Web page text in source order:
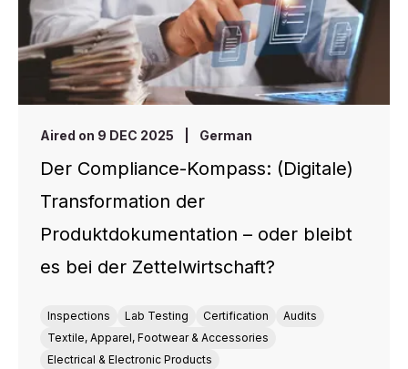
Aired on 9 DEC 2025 German
Der Compliance-Kompass: (Digitale)
Transformation der
Produktdokumentation – oder bleibt
es bei der Zettelwirtschaft?
Inspections Lab Testing Certification
Audits
Textile, Apparel, Footwear & Accessories
Electrical & Electronic Products